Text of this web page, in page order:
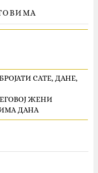
САТЕ, ДАНЕ,
ЖЕНИ
ИМА ДАНА